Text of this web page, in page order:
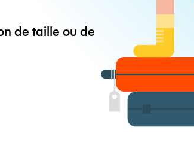
de taille ou de